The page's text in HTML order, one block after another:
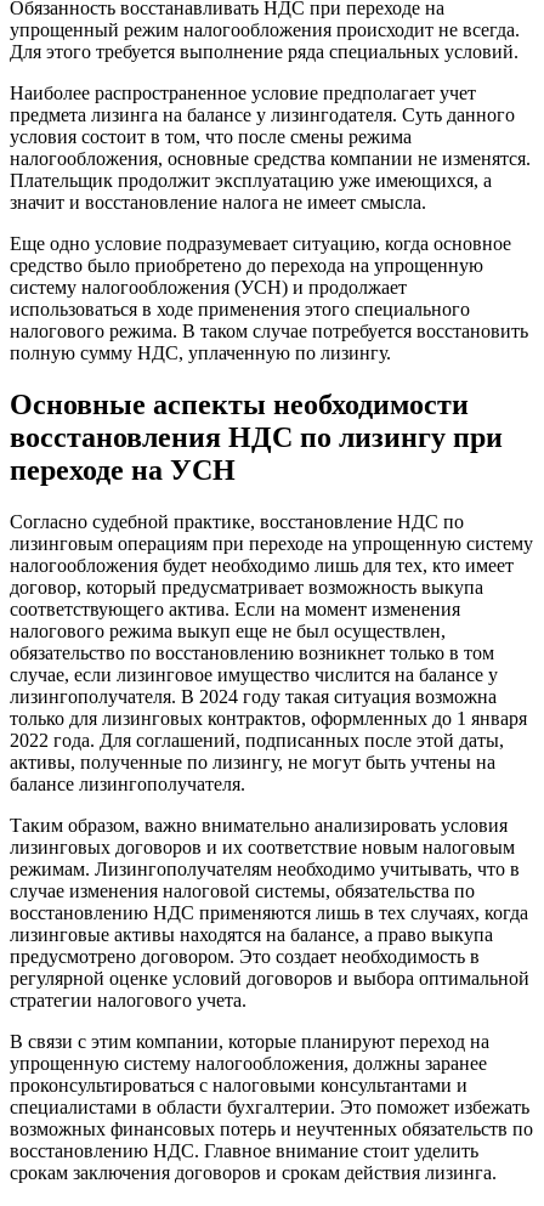
Обязанность восстанавливать НДС при переходе на
упрощенный режим налогообложения происходит не всегда.
Для этого требуется выполнение ряда специальных условий.
Наиболее распространенное условие предполагает учет
предмета лизинга на балансе у лизингодателя. Суть данного
условия состоит в том, что после смены режима
налогообложения, основные средства компании не изменятся.
Плательщик продолжит эксплуатацию уже имеющихся, а
значит и восстановление налога не имеет смысла.
Еще одно условие подразумевает ситуацию, когда основное
средство было приобретено до перехода на упрощенную
систему налогообложения (УСН) и продолжает
использоваться в ходе применения этого специального
налогового режима. В таком случае потребуется восстановить
полную сумму НДС, уплаченную по лизингу.
Основные аспекты необходимости
восстановления НДС по лизингу при
переходе на УСН
Согласно судебной практике, восстановление НДС по
лизинговым операциям при переходе на упрощенную систему
налогообложения будет необходимо лишь для тех, кто имеет
договор, который предусматривает возможность выкупа
соответствующего актива. Если на момент изменения
налогового режима выкуп еще не был осуществлен,
обязательство по восстановлению возникнет только в том
случае, если лизинговое имущество числится на балансе у
лизингополучателя. В 2024 году такая ситуация возможна
только для лизинговых контрактов, оформленных до 1 января
2022 года. Для соглашений, подписанных после этой даты,
активы, полученные по лизингу, не могут быть учтены на
балансе лизингополучателя.
Таким образом, важно внимательно анализировать условия
лизинговых договоров и их соответствие новым налоговым
режимам. Лизингополучателям необходимо учитывать, что в
случае изменения налоговой системы, обязательства по
восстановлению НДС применяются лишь в тех случаях, когда
лизинговые активы находятся на балансе, а право выкупа
предусмотрено договором. Это создает необходимость в
регулярной оценке условий договоров и выбора оптимальной
стратегии налогового учета.
В связи с этим компании, которые планируют переход на
упрощенную систему налогообложения, должны заранее
проконсультироваться с налоговыми консультантами и
специалистами в области бухгалтерии. Это поможет избежать
возможных финансовых потерь и неучтенных обязательств по
восстановлению НДС. Главное внимание стоит уделить
срокам заключения договоров и срокам действия лизинга.